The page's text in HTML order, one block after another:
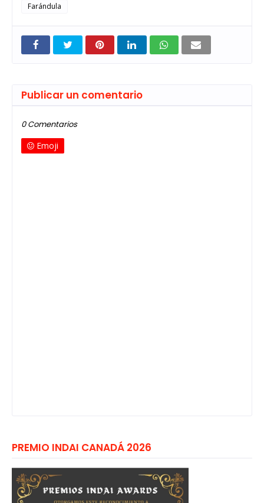
Farándula
Publicar un comentario
0 Comentarios
Emoji
PREMIO INDAI CANADÁ 2026